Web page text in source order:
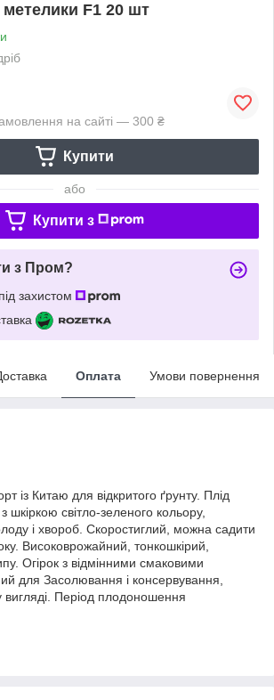
метелики F1 20 шт
на сайті — 300 ₴
Купити
або
Купити з
з Пром?
захистом
Оплата Умови повернення
із Китаю для відкритого ґрунту. Плід
світло-зеленого кольору,
і хвороб. Скоростиглий, можна садити
Високоврожайний, тонкошкірий,
Огірок з відмінними смаковими
для Засолювання і консервування,
Період плодоношення